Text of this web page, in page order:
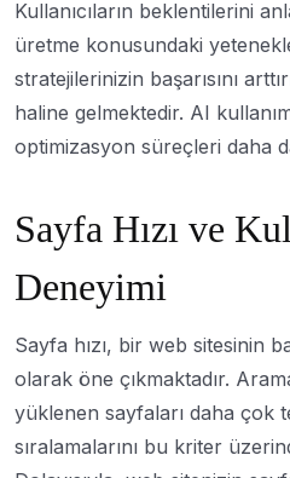
Kullanıcıların beklentilerini
üretme konusundaki
stratejilerinizin başarısını
haline gelmektedir. AI
optimizasyon süreçleri daha
Sayfa Hızı ve
Deneyimi
Sayfa hızı, bir web sitesinin
olarak öne çıkmaktadır.
yüklenen sayfaları daha çok
sıralamalarını bu kriter